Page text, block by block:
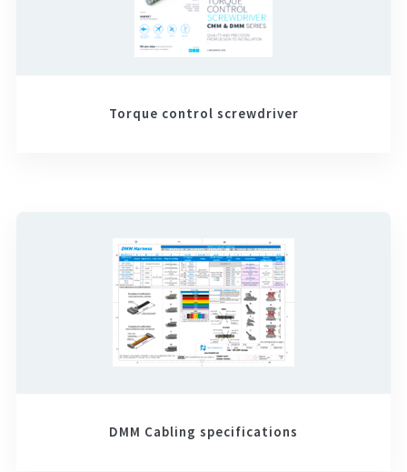
Torque control screwdriver
DMM Cabling specifications